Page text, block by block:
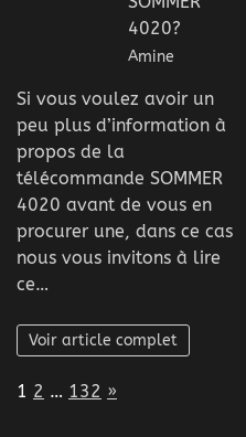
4020?
Amine
Si vous voulez avoir un
peu plus d’information à
propos de la
télécommande SOMMER
4020 avant de vous en
procurer une, dans ce cas
nous vous invitons à lire
ce…
Voir article complet
Page:
1 2 … 132 Next
»